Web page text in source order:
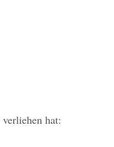
hat: